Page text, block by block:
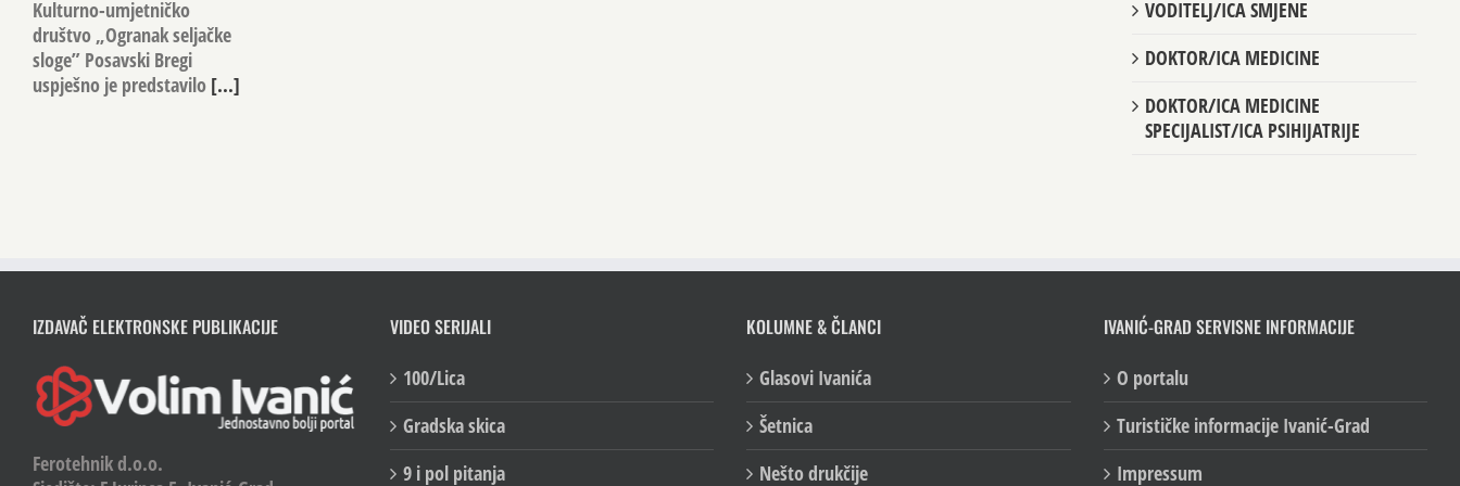
Kulturno-umjetničko
društvo „Ogranak seljačke
sloge” Posavski Bregi
uspješno je predstavilo[...]
VODITELJ/ICA SMJENE
DOKTOR/ICA MEDICINE
DOKTOR/ICA MEDICINE
SPECIJALIST/ICA PSIHIJATRIJE
IZDAVAČ ELEKTRONSKE PUBLIKACIJE
Ferotehnik d.o.o.
VIDEO SERIJALI
100/Lica
Gradska skica
9 i pol pitanja
KOLUMNE & ČLANCI
Glasovi Ivanića
Šetnica
Nešto drukčije
IVANIĆ-GRAD SERVISNE INFORMACIJE
O portalu
Turističke informacije Ivanić-Grad
Impressum